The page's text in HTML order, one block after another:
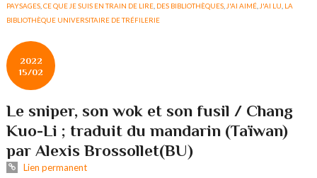
PAYSAGES ,CE QUE JE SUIS EN TRAIN DE LIRE DES BIBLIOTHÈQUES J'AI AIMÉ J'AI LU LA
BIBLIOTHÈQUE UNIVERSITAIRE DE TRÉFILERIE
2022
15/02
Le sniper, son wok et son fusil / Chang
Kuo-Li ; traduit du mandarin (Taïwan)
par Alexis Brossollet(BU)
Lien permanent